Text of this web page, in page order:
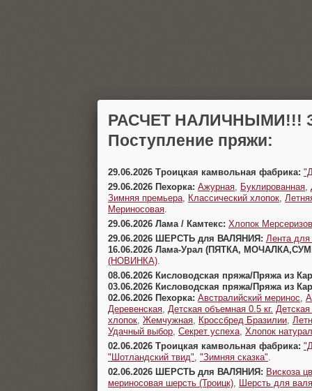
РАСЧЕТ НАЛИЧНЫМИ!!!
Поступление пряжи:
29.06.2026 Троицкая камвольная фабрика:
29.06.2026 Пехорка: Ажурная Буклированная
Зимняя премьера
Классический хлопок
Мериносовая
29.06.2026 Лама / Камтекс: Хлопок
29.06.2026 ШЕРСТЬ для ВАЛЯНИЯ: Лента для
16.06.2026 Лама-Урал (ПЯТКА,
(НОВИНКА)
08.06.2026 Кисловодская пряжа/Пряжа из
03.06.2026 Кисловодская пряжа/Пряжа из
02.06.2026 Пехорка: Австралийский меринос
Деревенская Детская объемная 0.5 кг.
хлопок Жемчужная Кроссбред Бразилии
Удачный выбор Секрет успеха Хлопок
02.06.2026 Троицкая камвольная фабрика:
"Шотландский твид" "Зимняя сказка"
02.06.2026 ШЕРСТЬ для ВАЛЯНИЯ: Вискоза
мериносовая шерсть (Троицк)
Шерсть для